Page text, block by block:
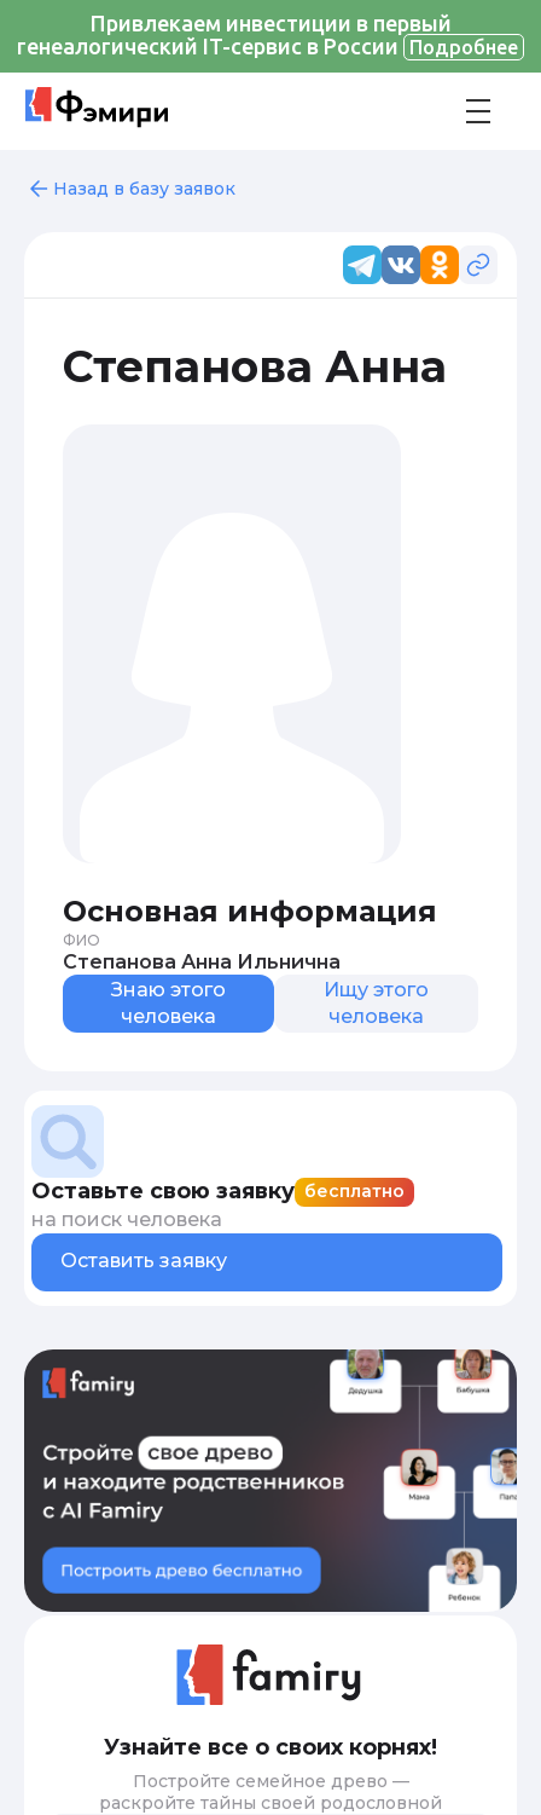
Привлекаем инвестиции в первый
генеалогический IT-сервис в России
Подробнее
Назад в базу заявок
Степанова Анна
Основная информация
ФИО
Степанова Анна Ильнична
Знаю этого
человека
Ищу этого
человека
Оставьте свою заявку бесплатно
на поиск человека
Оставить заявку
Узнайте все о своих корнях!
Постройте семейное древо —
раскройте тайны своей родословной